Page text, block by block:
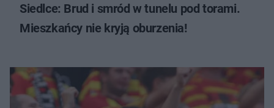
Siedlce: Brud i smród w tunelu pod torami.
Mieszkańcy nie kryją oburzenia!